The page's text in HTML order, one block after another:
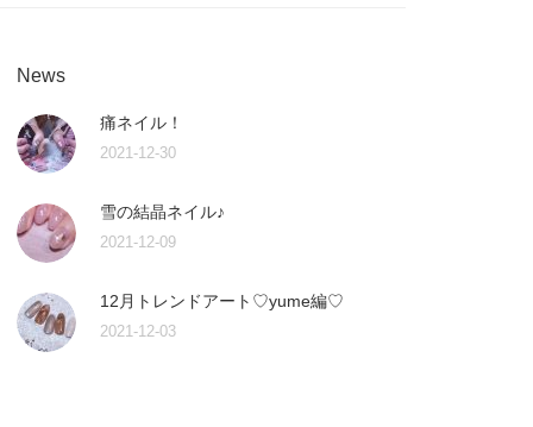
News
痛ネイル！
2021-12-30
雪の結晶ネイル♪
2021-12-09
12月トレンドアート♡yume編♡
2021-12-03